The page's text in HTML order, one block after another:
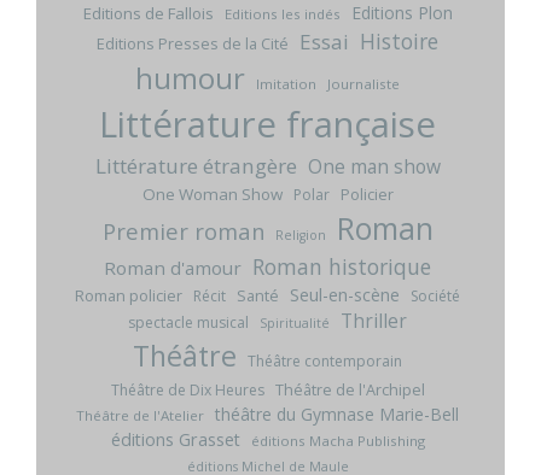
Editions de Fallois Editions les indés Editions Plon
Editions Presses de la Cité Essai Histoire
humour Imitation Journaliste
Littérature française
Littérature étrangère One man show
One Woman Show Polar Policier
Premier roman Religion Roman
Roman d'amour Roman historique
Roman policier Récit Santé Seul-en-scène
Société
spectacle musical
Spiritualité Thriller
Théâtre Théâtre contemporain
Théâtre de Dix Heures Théâtre de l'Archipel
Théâtre de l'Atelier théâtre du Gymnase Marie-Bell
éditions Grasset
éditions Macha Publishing
éditions Michel de Maule